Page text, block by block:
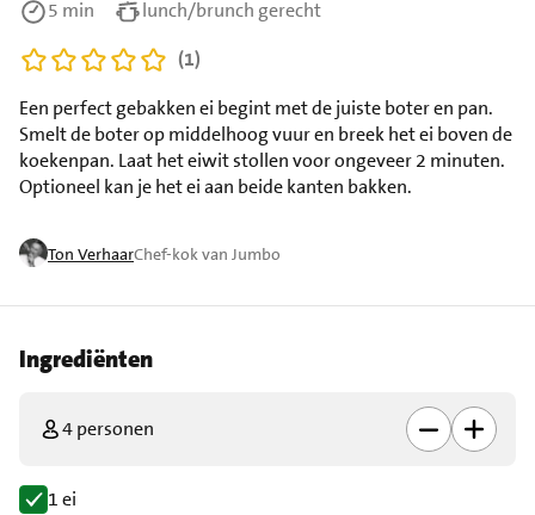
Ton VerhaarChef-kok van Jumbo
Een perfect gebakken ei begint met de juiste boter en pan.
Smelt de boter op middelhoog vuur en breek het ei boven de
koekenpan. Laat het eiwit stollen voor ongeveer 2 minuten.
Optioneel kan je het ei aan beide kanten bakken.
5 min
lunch/brunch gerecht
(1)
Ingrediënten
4 personen
1 ei